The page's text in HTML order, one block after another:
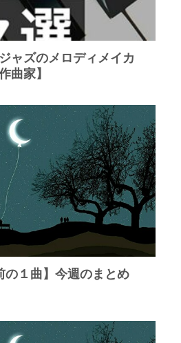
ャズのメロディメイカ
曲家】
の１曲】今週のまとめ